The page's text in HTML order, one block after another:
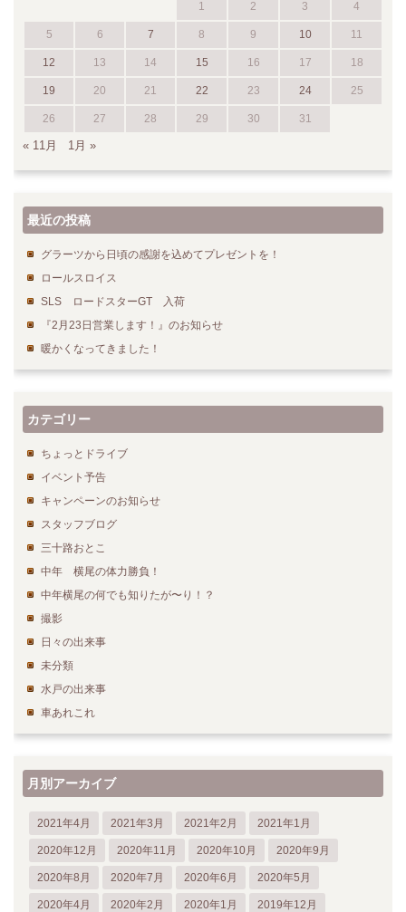
1 2 3 4
5 6 7 8 9 10 11
12 13 14 15 16 17 18
19 20 21 22 23 24 25
26 27 28 29 30 31
« 11月 1月 »
最近の投稿
グラーツから日頃の感謝を込めてプレゼントを！
ロールスロイス
SLS ロードスターGT 入荷
『2月23日営業します！』のお知らせ
暖かくなってきました！
カテゴリー
ちょっとドライブ
イベント予告
キャンペーンのお知らせ
スタッフブログ
三十路おとこ
中年 横尾の体力勝負！
中年横尾の何でも知りたが〜り！？
撮影
日々の出来事
未分類
水戸の出来事
車あれこれ
月別アーカイブ
2021年4月 2021年3月 2021年2月 2021年1月
2020年12月 2020年11月 2020年10月 2020年9月
2020年8月 2020年7月 2020年6月 2020年5月
2020年4月 2020年2月 2020年1月 2019年12月